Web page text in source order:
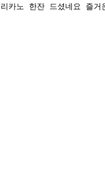
카노 한잔 드셨네요 즐